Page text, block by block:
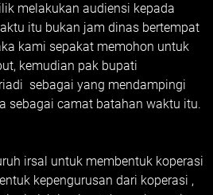
melakukan audiensi kepada
itu bukan jam dinas bertempat
kami sepakat memohon untuk
kemudian pak bupati
sebagai yang mendampingi
sebagai camat batahan waktu itu.
irsal untuk membentuk koperasi
kepengurusan dari koperasi ,